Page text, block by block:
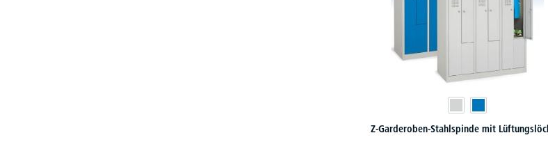
Arbeitsstätten-Garderobenstahlspinde